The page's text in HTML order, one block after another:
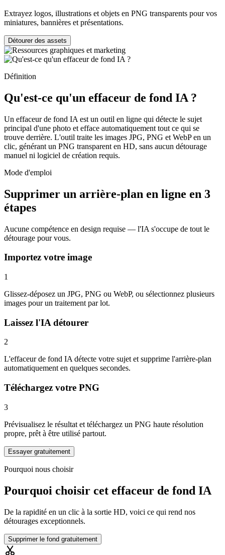
Extrayez logos, illustrations et objets en PNG transparents pour vos
miniatures, bannières et présentations.
Détourer des assets
Définition
Qu'est-ce qu'un effaceur de fond IA ?
Un effaceur de fond IA est un outil en ligne qui détecte le sujet
principal d'une photo et efface automatiquement tout ce qui se
trouve derrière. L'outil traite les images JPG, PNG et WebP en un
clic, générant un PNG transparent en HD, sans aucun détourage
manuel ni logiciel de création requis.
Mode d'emploi
Supprimer un arrière-plan en ligne en 3
étapes
Aucune compétence en design requise — l'IA s'occupe de tout le
détourage pour vous.
Importez votre image
1
Glissez-déposez un JPG, PNG ou WebP, ou sélectionnez plusieurs
images pour un traitement par lot.
Laissez l'IA détourer
2
L'effaceur de fond IA détecte votre sujet et supprime l'arrière-plan
automatiquement en quelques secondes.
Téléchargez votre PNG
3
Prévisualisez le résultat et téléchargez un PNG haute résolution
propre, prêt à être utilisé partout.
Essayer gratuitement
Pourquoi nous choisir
Pourquoi choisir cet effaceur de fond IA
De la rapidité en un clic à la sortie HD, voici ce qui rend nos
détourages exceptionnels.
Supprimer le fond gratuitement